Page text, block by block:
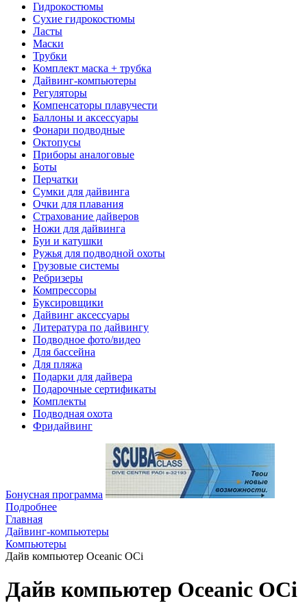
Гидрокостюмы
Сухие гидрокостюмы
Ласты
Маски
Трубки
Комплект маска + трубка
Дайвинг-компьютеры
Регуляторы
Компенсаторы плавучести
Баллоны и аксессуары
Фонари подводные
Октопусы
Приборы аналоговые
Боты
Перчатки
Сумки для дайвинга
Очки для плавания
Страхование дайверов
Ножи для дайвинга
Буи и катушки
Ружья для подводной охоты
Грузовые системы
Ребризеры
Компрессоры
Буксировщики
Дайвинг аксессуары
Литература по дайвингу
Подводное фото/видео
Для бассейна
Для пляжа
Подарки для дайвера
Подарочные сертификаты
Комплекты
Подводная охота
Фридайвинг
Бонусная программа
Подробнее
Главная
Дайвинг-компьютеры
Компьютеры
Дайв компьютер Oceanic OCi
Дайв компьютер Oceanic OCi